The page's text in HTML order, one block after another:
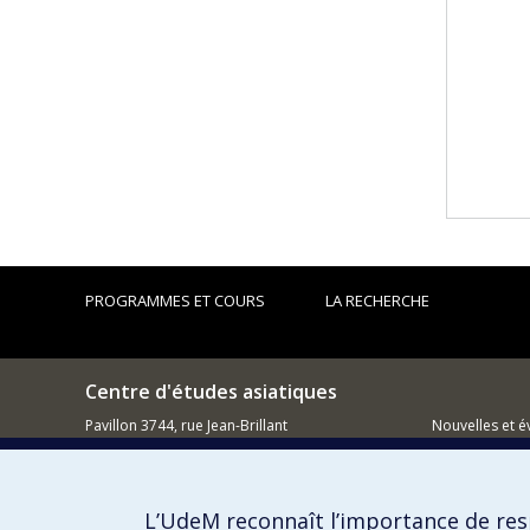
PROGRAMMES ET COURS LA RECHERCHE
Centre d'études asiatiques
Pavillon 3744, rue Jean-Brillant
Nouvelles et
L’UdeM reconnaît l’importance de